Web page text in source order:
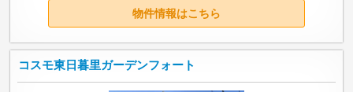
物件情報はこちら
コスモ東日暮里ガーデンフォート